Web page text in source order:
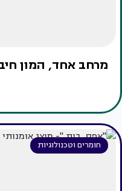
מרחב אחד, המון
חומרים וטכנולוגיות